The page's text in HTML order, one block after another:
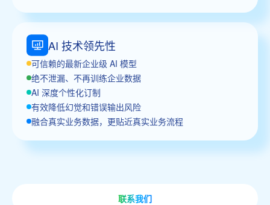
AI 技术领先性
可信赖的最新企业级 AI 模型
绝不泄漏、不再训练企业数据
AI 深度个性化订制
有效降低幻觉和错误输出风险
融合真实业务数据，更贴近真实业务流程
联系我们